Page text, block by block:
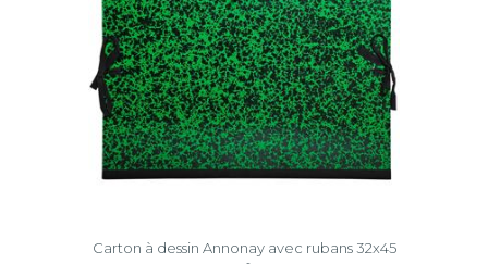
Carton à dessin Annonay avec rubans 32x45